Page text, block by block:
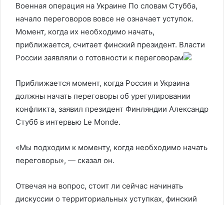
Военная операция на Украине По словам Стубба,
начало переговоров вовсе не означает уступок.
Момент, когда их необходимо начать,
приближается, считает финский президент. Власти
России заявляли о готовности к переговорам
Приближается момент, когда Россия и Украина
должны начать переговоры об урегулировании
конфликта, заявил президент Финляндии Александр
Стубб в интервью Le Monde.
«Мы подходим к моменту, когда необходимо начать
переговоры», — сказал он.
Отвечая на вопрос, стоит ли сейчас начинать
дискуссии о территориальных уступках, финский